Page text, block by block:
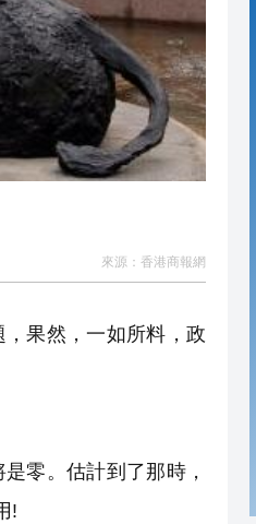
20:40
20:39
來源： 香港商報網
果然，一如所料，政
零。估計到了那時，
!